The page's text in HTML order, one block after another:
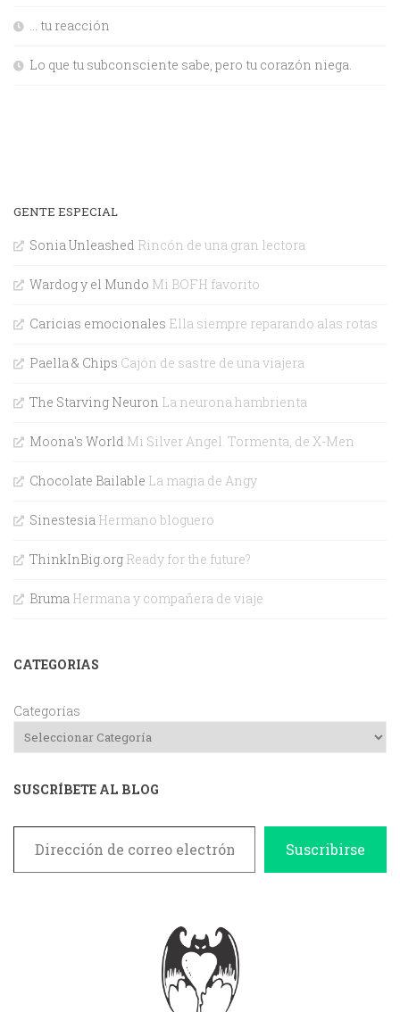
… tu reacción
Lo que tu subconsciente sabe, pero tu corazón niega.
GENTE ESPECIAL
Sonia Unleashed Rincón de una gran lectora
Wardog y el Mundo Mi BOFH favorito
Caricias emocionales Ella siempre reparando alas rotas
Paella & Chips Cajón de sastre de una viajera
The Starving Neuron La neurona hambrienta
Moona's World Mi Silver Angel. Tormenta, de X-Men
Chocolate Bailable La magia de Angy
Sinestesia Hermano bloguero
ThinkInBig.org Ready for the future?
Bruma Hermana y compañera de viaje
CATEGORIAS
Categorías
SUSCRÍBETE AL BLOG
Dirección de correo electrónico
Suscribirse